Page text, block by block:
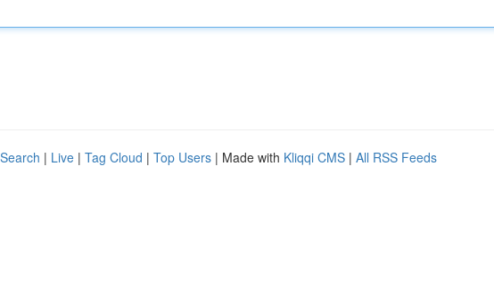
| Live | Tag Cloud | Top Users | Made with Kliqqi CMS | All RSS Feeds